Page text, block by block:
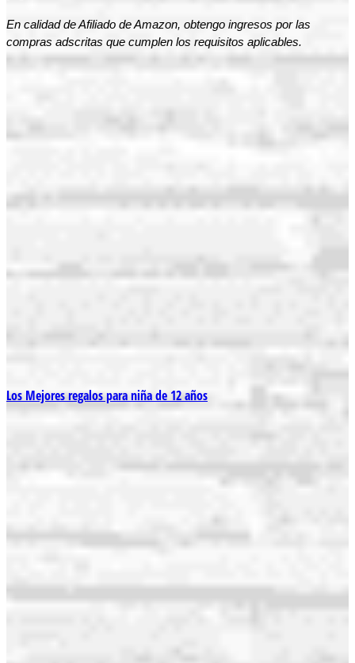
En calidad de Afiliado de Amazon, obtengo ingresos por las
compras adscritas que cumplen los requisitos aplicables.
Los Mejores regalos para niña de 12 años